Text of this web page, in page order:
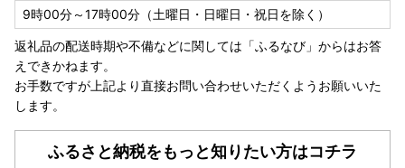
複数自治体の寄附もまとめて申請ができ、変更届もオンライ
ン上で完結します。
▼▼▼自治体マイページはこちらから▼▼▼
https://mypg.jp/
9時00分～17時00分（土曜日・日曜日・祝日を除く）
返礼品の配送時期や不備などに関しては「ふるなび」からはお答
えできかねます。
お手数ですが上記より直接お問い合わせいただくようお願いいた
します。
ふるさと納税をもっと知りたい方はコチラ